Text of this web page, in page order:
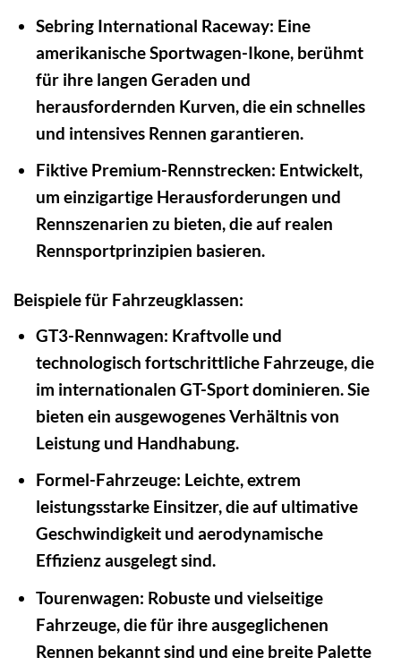
Sebring International Raceway: Eine
amerikanische Sportwagen-Ikone, berühmt
für ihre langen Geraden und
herausfordernden Kurven, die ein schnelles
und intensives Rennen garantieren.
Fiktive Premium-Rennstrecken: Entwickelt,
um einzigartige Herausforderungen und
Rennszenarien zu bieten, die auf realen
Rennsportprinzipien basieren.
Beispiele für Fahrzeugklassen:
GT3-Rennwagen: Kraftvolle und
technologisch fortschrittliche Fahrzeuge, die
im internationalen GT-Sport dominieren. Sie
bieten ein ausgewogenes Verhältnis von
Leistung und Handhabung.
Formel-Fahrzeuge: Leichte, extrem
leistungsstarke Einsitzer, die auf ultimative
Geschwindigkeit und aerodynamische
Effizienz ausgelegt sind.
Tourenwagen: Robuste und vielseitige
Fahrzeuge, die für ihre ausgeglichenen
Rennen bekannt sind und eine breite Palette